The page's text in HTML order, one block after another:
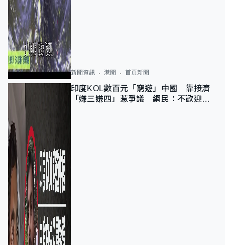
新聞資訊 港聞 首頁新聞
印度KOL數百元「窮遊」中國 靠接濟
「嫌三嫌四」惹爭議 網民：不歡迎劣